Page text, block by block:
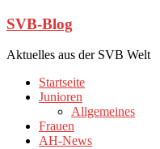
SVB-Blog
Aktuelles aus der SVB Welt
Startseite
Junioren
Allgemeines
Frauen
AH-News